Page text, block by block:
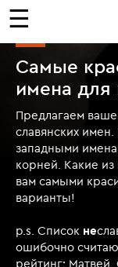
☰
Самые
имена для
Предлагаем
славянских
западными
корней. Какие
вам самыми
варианты!
p.s. Список не
ошибочно
рейтинг: Матвей,